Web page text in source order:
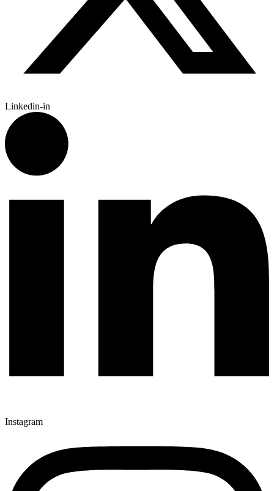
Linkedin-in
Instagram